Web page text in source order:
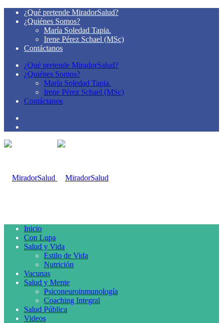
¿Qué pretende MiradorSalud?
¿Quiénes Somos?
María Soledad Tapia.
Irene Pérez Schael (MSc)
Contáctanos
¿Qué pretende MiradorSalud?
¿Quiénes Somos?
María Soledad Tapia.
Irene Pérez Schael (MSc)
Contáctanos
Inicio
Con Lupa
Salud y Vida
Estilo de Vida
Nutrición
Vacunas
Salud y Mente
Psiconeuroinmunología
Coaching Integral
Salud Pública
Videos